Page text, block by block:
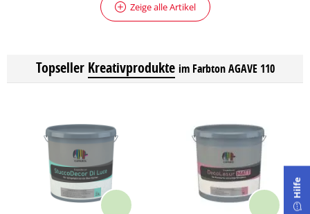
Zeige alle Artikel
Topseller Kreativprodukte im Farbton AGAVE 110
Hilfe